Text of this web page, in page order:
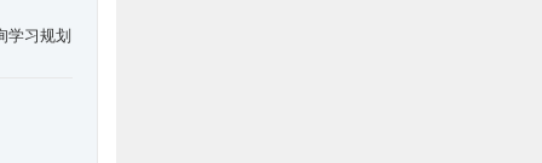
学习规划